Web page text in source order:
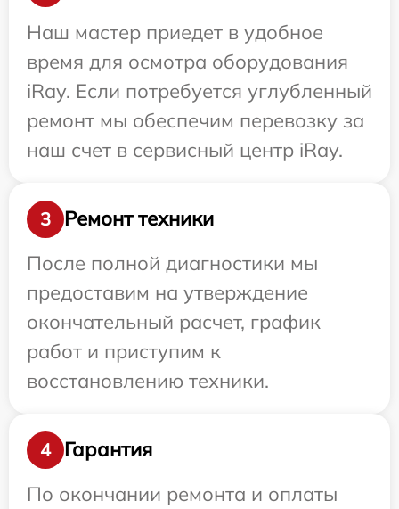
Наш мастер приедет в удобное
время для осмотра оборудования
iRay. Если потребуется углубленный
ремонт мы обеспечим перевозку за
наш счет в сервисный центр iRay.
3
Ремонт техники
После полной диагностики мы
предоставим на утверждение
окончательный расчет, график
работ и приступим к
восстановлению техники.
4
Гарантия
По окончании ремонта и оплаты